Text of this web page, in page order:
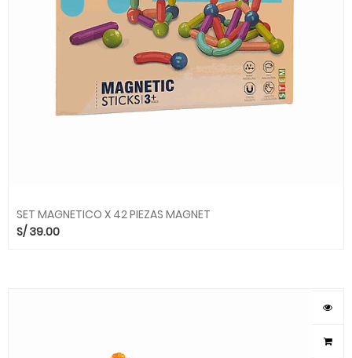
SET MAGNETICO X 42 PIEZAS MAGNET
S/ 39.00